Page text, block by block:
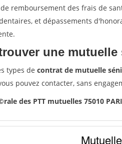
remboursement des frais de
et dépassements
une
types de contrat de mutuelle
pouvez contacter, sans
des PTT mutuelles 75010